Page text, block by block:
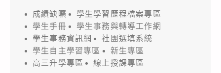
成績缺曠
學生學習歷程檔案專區
學生手冊
學生事務與轉導工作網
學生事務資訊網
社團選填系統
學生自主學習專區
新生專區
高三升學專區
線上授課專區